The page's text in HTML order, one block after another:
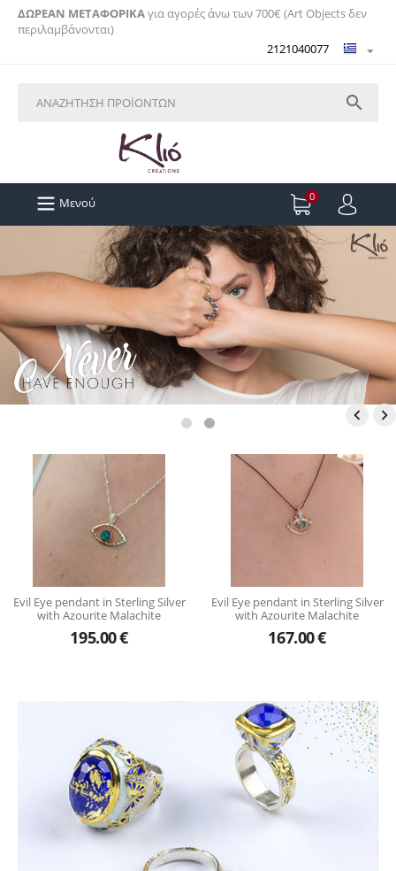
ΔΩΡΕΑΝ ΜΕΤΑΦΟΡΙΚΑγια αγορές άνω των 700€ (Art Objects δεν
περιλαμβάνονται)
2121040077

Μενού 0
 
pendant in Sterling Silver
with Azourite Malachite
195.00€
Evil Eye pendant in Sterling Silver
with Azourite Malachite
167.00€